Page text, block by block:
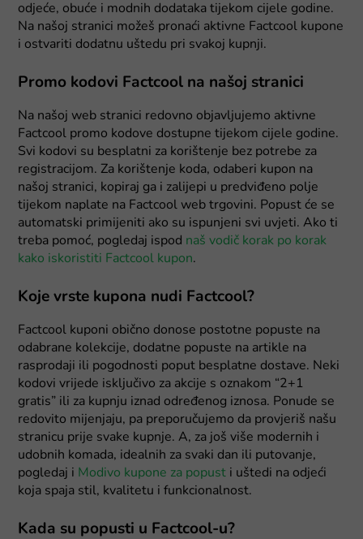
odjeće, obuće i modnih dodataka tijekom cijele godine.
Na našoj stranici možeš pronaći aktivne Factcool kupone
i ostvariti dodatnu uštedu pri svakoj kupnji.
Promo kodovi Factcool na našoj stranici
Na našoj web stranici redovno objavljujemo aktivne
Factcool promo kodove dostupne tijekom cijele godine.
Svi kodovi su besplatni za korištenje bez potrebe za
registracijom. Za korištenje koda, odaberi kupon na
našoj stranici, kopiraj ga i zalijepi u predviđeno polje
tijekom naplate na Factcool web trgovini. Popust će se
automatski primijeniti ako su ispunjeni svi uvjeti. Ako ti
treba pomoć, pogledaj ispod naš vodič korak po korak
kako iskoristiti Factcool kupon.
Koje vrste kupona nudi Factcool?
Factcool kuponi obično donose postotne popuste na
odabrane kolekcije, dodatne popuste na artikle na
rasprodaji ili pogodnosti poput besplatne dostave. Neki
kodovi vrijede isključivo za akcije s oznakom “2+1
gratis” ili za kupnju iznad određenog iznosa. Ponude se
redovito mijenjaju, pa preporučujemo da provjeriš našu
stranicu prije svake kupnje. A, za još više modernih i
udobnih komada, idealnih za svaki dan ili putovanje,
pogledaj i Modivo kupone za popust i uštedi na odjeći
koja spaja stil, kvalitetu i funkcionalnost.
Kada su popusti u Factcool-u?